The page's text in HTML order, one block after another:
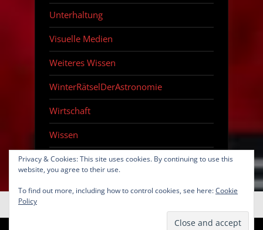
Unterhaltung
Visuelle Medien
Weiteres Wissen
WinterRätselDerAstronomie
Wirtschaft
Wissen
Zeitraffer
Privacy & Cookies: This site uses cookies. By continuing to use this
website, you agree to their use.
To find out more, including how to control cookies, see here:Cookie
Policy